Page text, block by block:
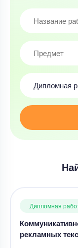
Дипломная
Дипломная
рекламных